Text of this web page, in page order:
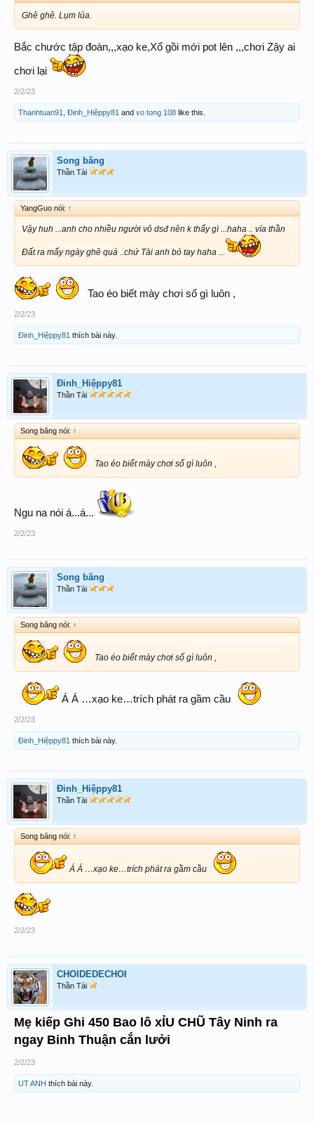
Ghê ghê. Lụm lúa.
Bắc chước tập đoàn,,,xạo ke,Xổ gồi mới pot lên ,,,chơi Zậy ai
chơi lại
2/2/23
Thanhtuan91 Đinh_Hiệppy81 and vo tong 108 like this.
Song băng
Thần Tài
YangGuo nói: ↑
Vậy huh ...anh cho nhiều người vô dsđ nên k thấy gì ...haha .. vía thần
Đất ra mấy ngày ghê quá ..chứ Tài anh bó tay haha ...
Tao éo biết mày chơi số gì luôn ,
2/2/23
Đinh_Hiệppy81 thích bài này.
Đinh_Hiệppy81
Thần Tài
Song băng nói: ↑
Tao éo biết mày chơi số gì luôn ,
Ngu na nói á...á...
2/2/23
Song băng
Thần Tài
Song băng nói: ↑
Tao éo biết mày chơi số gì luôn ,
Á Á …xạo ke…trích phát ra gầm cầu
2/2/23
Đinh_Hiệppy81 thích bài này.
Đinh_Hiệppy81
Thần Tài
Song băng nói: ↑
Á Á …xạo ke…trích phát ra gầm cầu
2/2/23
CHOIDEDECHOI
Thần Tài
Mẹ kiếp Ghi 450 Bao lô xỈU CHŨ Tây Ninh ra
ngay Binh Thuận cắn lưởi
2/2/23
UT ANH thích bài này.